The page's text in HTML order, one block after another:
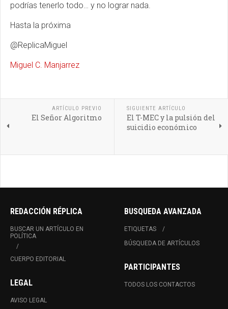
podrías tenerlo todo… y no lograr nada.
Hasta la próxima
@ReplicaMiguel
Miguel C. Manjarrez
ARTÍCULO PREVIO
El Señor Algoritmo
SIGUIENTE ARTÍCULO
El T-MEC y la pulsión del
suicidio económico
REDACCIÓN RÉPLICA
BUSCAR UN ARTÍCULO EN
POLÍTICA
CUERPO EDITORIAL
LEGAL
AVISO LEGAL
BUSQUEDA AVANZADA
ETIQUETAS
BÚSQUEDA DE ARTÍCULOS
PARTICIPANTES
TODOS LOS CONTACTOS